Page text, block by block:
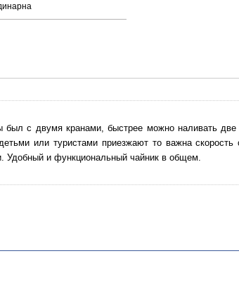
с двумя кранами, быстрее можно наливать
или туристами приезжают то важна
Удобный и функциональный чайник в общем.